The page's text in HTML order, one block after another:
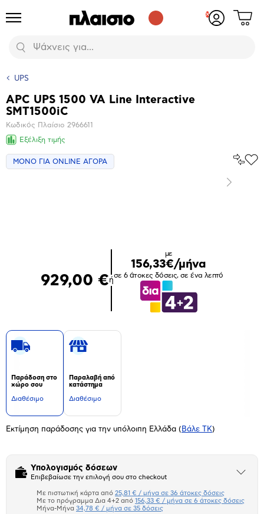
Προϊόντα
Αναζήτηση
Δες
UPS
Βασικά
χαρακτηριστικά
APC UPS 1500 VA Line Interactive
SMT1500iC
Κωδικός Πλαίσιο 2966611
Εξέλιξη τιμής
ΜΟΝΟ ΓΙΑ ONLINE ΑΓΟΡΑ
Επόμενο
929,00 €ή
με
156,33€/μήνα
σε 6 άτοκες δόσεις, σε ένα λεπτό
Παράδοση στο
χώρο σου
Διαθέσιμο
Παραλαβή από
κατάστημα
Διαθέσιμο
Εκτίμηση παράδοσης για την υπόλοιπη Ελλάδα ( Βάλε ΤΚ)
Υπολογισμός δόσεων
Επιβεβαίωσε την επιλογή σου στο checkout
Άνοιξε
Πιστωτική κάρτα
Με πιστωτική κάρτα από 25,81 € / μήνα σε 36 άτοκες δόσεις
Με το πρόγραμμα Δια 4+2 από 156,33 € / μήνα σε 6 άτοκες δόσεις
Μήνα-Μήνα 34,78 € / μήνα σε 35 δόσεις